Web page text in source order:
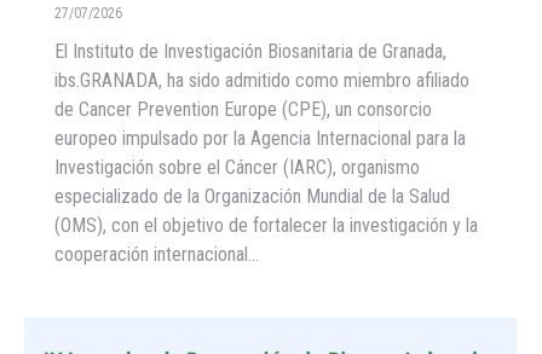
27/07/2026
El Instituto de Investigación Biosanitaria de Granada,
ibs.GRANADA, ha sido admitido como miembro afiliado
de Cancer Prevention Europe (CPE), un consorcio
europeo impulsado por la Agencia Internacional para la
Investigación sobre el Cáncer (IARC), organismo
especializado de la Organización Mundial de la Salud
(OMS), con el objetivo de fortalecer la investigación y la
cooperación internacional…